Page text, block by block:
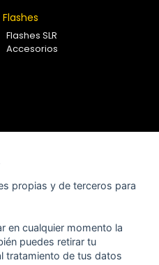
Flashes
Flashes SLR
Accesorios
propias y de terceros para
en cualquier momento la
puedes retirar tu
tratamiento de tus datos